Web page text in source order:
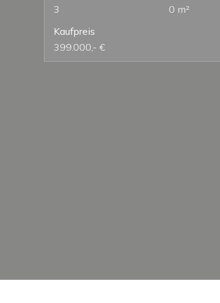
3
0 m²
Kaufpreis
399.000,- €